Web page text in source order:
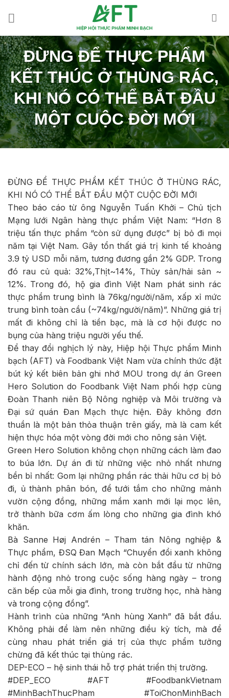
ĐỪNG ĐỂ THỰC PHẨM
KẾT THÚC Ở THÙNG RÁC,
KHI NÓ CÓ THỂ BẮT ĐẦU
MỘT CUỘC ĐỜI MỚI
ĐỪNG ĐỂ THỰC PHẨM KẾT THÚC Ở THÙNG RÁC,
KHI NÓ CÓ THỂ BẮT ĐẦU MỘT CUỘC ĐỜI MỚI
Theo báo cáo từ ông Nguyễn Tuấn Khởi – Chủ tịch
Mạng lưới Ngân hàng thực phẩm Việt Nam: “Hơn 8
triệu tấn thực phẩm “còn sử dụng được” bị bỏ đi mọi
năm tại Việt Nam. Gây tổn thất giá trị kinh tế khoảng
3.9 tỷ USD mỗi năm, tương đương gần 2% GDP. Trong
đó rau củ quả: 32%,Thịt~14%, Thủy sản/hải sản ~
12%. Trong đó, hộ gia đình Việt Nam phát sinh rác
thực phẩm trung bình là 76kg/người/năm, xấp xỉ mức
trung bình toàn cầu (~74kg/người/năm)”. Những giá trị
mất đi không chỉ là tiền bạc, mà là cơ hội được no
bụng của hàng triệu người yếu thế.
Để thay đổi nghịch lý này, Hiệp hội Thực phẩm Minh
bạch (AFT) và Foodbank Việt Nam vừa chính thức đặt
bút ký kết biên bản ghi nhớ MOU trong dự án Green
Hero Solution do Foodbank Việt Nam phối hợp cùng
Đoàn Thanh niên Bộ Nông nghiệp và Môi trường và
Đại sứ quán Đan Mạch thực hiện. Đây không đơn
thuần là một bản thỏa thuận trên giấy, mà là cam kết
hiện thực hóa một vòng đời mới cho nông sản Việt.
Green Hero Solution không chọn những cách làm đao
to búa lớn. Dự án đi từ những việc nhỏ nhất nhưng
bền bỉ nhất: Gom lại những phần rác thải hữu cơ bị bỏ
đi, ủ thành phân bón, để tưới tắm cho những mảnh
vườn cộng đồng, những mầm xanh mới lại mọc lên,
trở thành bữa cơm ấm lòng cho những gia đình khó
khăn.
Bà Sanne Høj Andrén – Tham tán Nông nghiệp &
Thực phẩm, ĐSQ Đan Mạch “Chuyển đổi xanh không
chỉ đến từ chính sách lớn, mà còn bắt đầu từ những
hành động nhỏ trong cuộc sống hàng ngày – trong
căn bếp của mỗi gia đình, trong trường học, nhà hàng
và trong cộng đồng”.
Hành trình của những “Anh hùng Xanh” đã bắt đầu.
Không phải để làm nên những điều kỳ tích, mà để
cùng nhau phát triển giá trị của thực phẩm tưởng
chừng đã kết thúc tại thùng rác.
DEP-ECO – hệ sinh thái hỗ trợ phát triển thị trường.
#DEP_ECO #AFT #FoodbankVietnam
#MinhBachThucPham #ToiChonMinhBach